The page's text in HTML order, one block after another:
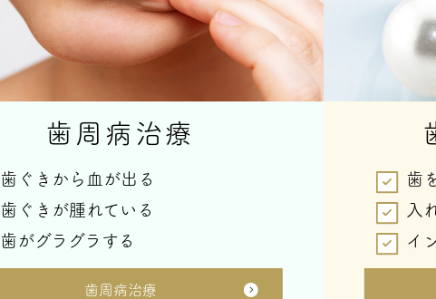
歯周病治療
歯ぐきから血が出る
歯ぐきが腫れている
歯がグラグラする
歯周病治療
歯
入
イ